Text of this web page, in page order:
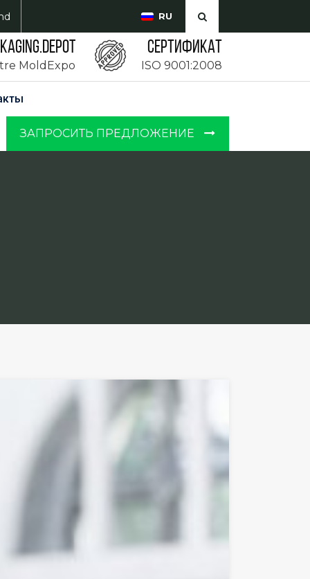
RU
MoldExpo
Сертификат
ISO 9001:2008
ЗАПРОСИТЬ ПРЕДЛОЖЕНИЕ